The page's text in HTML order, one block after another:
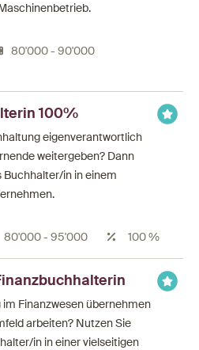
80'000 - 90'000
100%
eigenverantwortlich
weitergeben? Dann
Buchhalter/in in einem
80'000 - 95'000 100 %
Finanzwesen übernehmen
arbeiten? Nutzen Sie
in in einer vielseitigen